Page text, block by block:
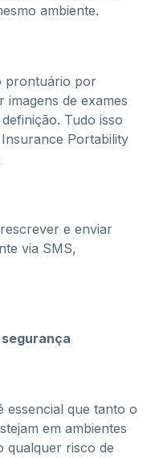
ambiente.
prontuário por
imagens de exames
Tudo isso
Portability
e enviar
via SMS,
essencial que tanto o
em ambientes
qualquer risco de